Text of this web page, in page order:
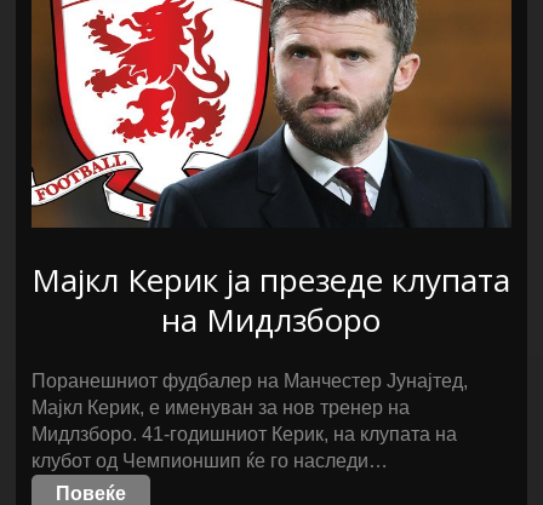
Мајкл Керик ја презеде клупата
на Мидлзборо
Поранешниот фудбалер на Манчестер Јунајтед,
Мајкл Керик, е именуван за нов тренер на
Мидлзборо. 41-годишниот Керик, на клупата на
клубот од Чемпионшип ќе го наследи…
Повеќе